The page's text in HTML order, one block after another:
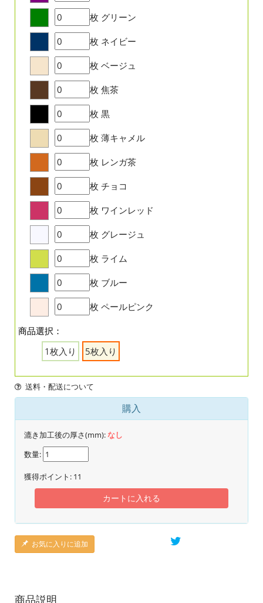
枚 グリーン
枚 ネイビー
枚 ベージュ
枚 焦茶
枚 黒
枚 薄キャメル
枚 レンガ茶
枚 チョコ
枚 ワインレッド
枚 グレージュ
枚 ライム
枚 ブルー
枚 ペールピンク
商品選択：
1枚入り
5枚入り
送料・配送について
購入
漉き加工後の厚さ(mm):なし
数量:
獲得ポイント: 11
カートに入れる
お気に入りに追加
商品説明